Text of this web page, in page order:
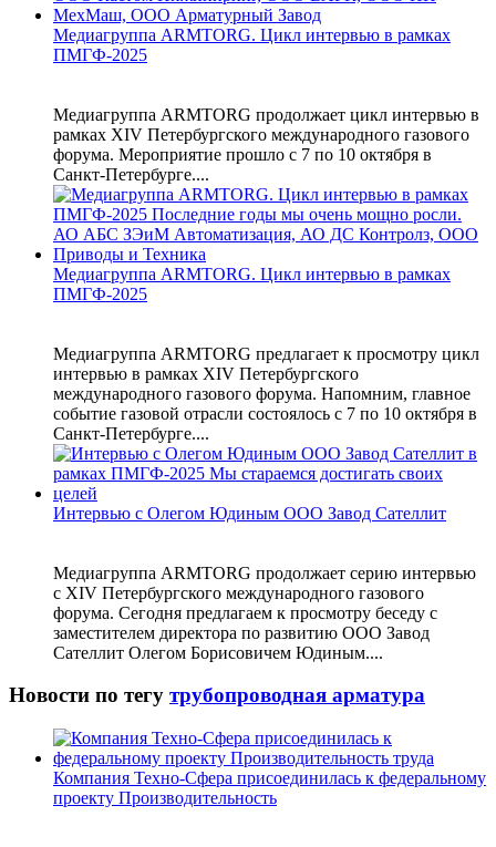
Медиагруппа ARMTORG. Цикл интервью в рамках
ПМГФ-2025
Медиагруппа ARMTORG продолжает цикл интервью в
рамках XIV Петербургского международного газового
форума. Мероприятие прошло с 7 по 10 октября в
Санкт-Петербурге....
Медиагруппа ARMTORG. Цикл интервью в рамках
ПМГФ-2025
Медиагруппа ARMTORG предлагает к просмотру цикл
интервью в рамках XIV Петербургского
международного газового форума. Напомним, главное
событие газовой отрасли состоялось с 7 по 10 октября в
Санкт-Петербурге....
Интервью с Олегом Юдиным ООО Завод Сателлит
Медиагруппа ARMTORG продолжает серию интервью
с XIV Петербургского международного газового
форума. Сегодня предлагаем к просмотру беседу с
заместителем директора по развитию ООО Завод
Сателлит Олегом Борисовичем Юдиным....
Новости по тегу трубопроводная арматура
Компания Техно-Сфера присоединилась к федеральному
проекту Производительность